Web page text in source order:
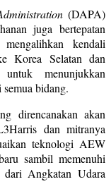
(DAPA)
juga bertepatan
kendali
Korea Selatan dan
menunjukkan
bidang.
direncanakan akan
dan mitranya
teknologi AEW
sambil memenuhi
dari Angkatan Udara